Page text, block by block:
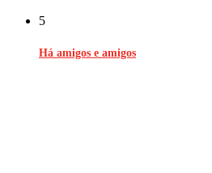
5
Há amigos e amigos